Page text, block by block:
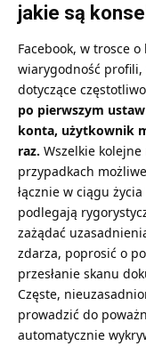
jakie są
Facebook, w trosce
wiarygodność profili,
dotyczące
po pierwszym
konta, użytkownik
raz. Wszelkie
przypadkach
łącznie w ciągu
podlegają
zażądać
zdarza, poprosić o
przesłanie skanu
Częste,
prowadzić do
automatycznie